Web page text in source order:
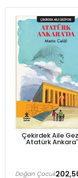
Çekirdek Aile
Atatürk
Doğan Çocuk